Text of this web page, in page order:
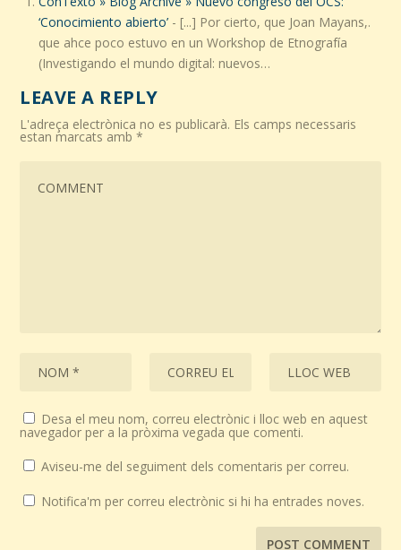
‘Conocimiento abierto’ - [...] Por cierto, que Joan Mayans,.
que ahce poco estuvo en un Workshop de Etnografía
(Investigando el mundo digital: nuevos…
LEAVE A REPLY
L'adreça electrònica no es publicarà. Els camps necessaris
estan marcats amb*
Desa el meu nom, correu electrònic i lloc web en aquest
navegador per a la pròxima vegada que comenti.
Aviseu-me del seguiment dels comentaris per correu.
Notifica'm per correu electrònic si hi ha entrades noves.